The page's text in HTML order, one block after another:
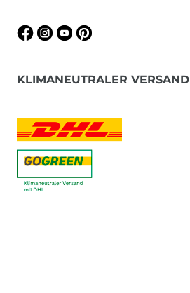
KLIMANEUTRALER VERSAND